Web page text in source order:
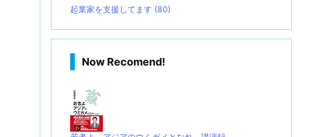
起業家を支援してます (80)
Now Recomend!